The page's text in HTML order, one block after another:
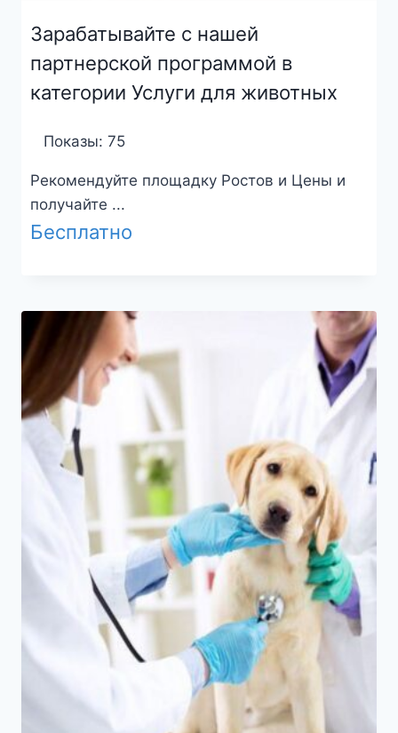
Зарабатывайте с нашей
партнерской программой в
категории Услуги для животных
Показы: 75
Рекомендуйте площадку Ростов и Цены и
получайте ...
Бесплатно